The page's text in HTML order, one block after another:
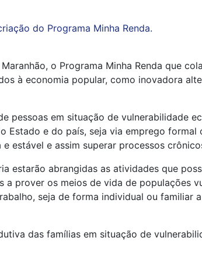
do Programa Minha Renda.
o Programa Minha Renda que
à economia popular, como inovadora
pessoas em situação de vulnerabilidade
e do país, seja via emprego
estável e assim superar processos
estarão abrangidas as atividades que
prover os meios de vida de populações
seja de forma individual ou familiar
das famílias em situação de